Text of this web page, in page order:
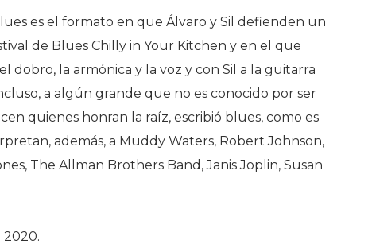
es el formato en que Álvaro y Sil defienden un
de Blues Chilly in Your Kitchen y en el que
dobro, la armónica y la voz y con Sil a la guitarra
a algún grande que no es conocido por ser
quienes honran la raíz, escribió blues, como es
además, a Muddy Waters, Robert Johnson,
The Allman Brothers Band, Janis Joplin, Susan
2020.